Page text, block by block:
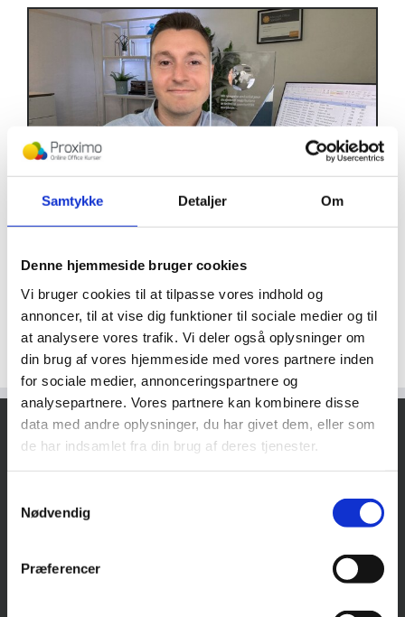
Samtykke Detaljer Om
Denne hjemmeside bruger cookies
Vi bruger cookies til at tilpasse vores indhold og
annoncer, til at vise dig funktioner til sociale medier og til
at analysere vores trafik. Vi deler også oplysninger om
din brug af vores hjemmeside med vores partnere inden
for sociale medier, annonceringspartnere og
analysepartnere. Vores partnere kan kombinere disse
data med andre oplysninger, du har givet dem, eller som
de har indsamlet fra din brug af deres tjenester.
Nødvendig
Præferencer
TILMELD DIG NU
FOR VIRKSOMHEDER
en gratis testbruger her.